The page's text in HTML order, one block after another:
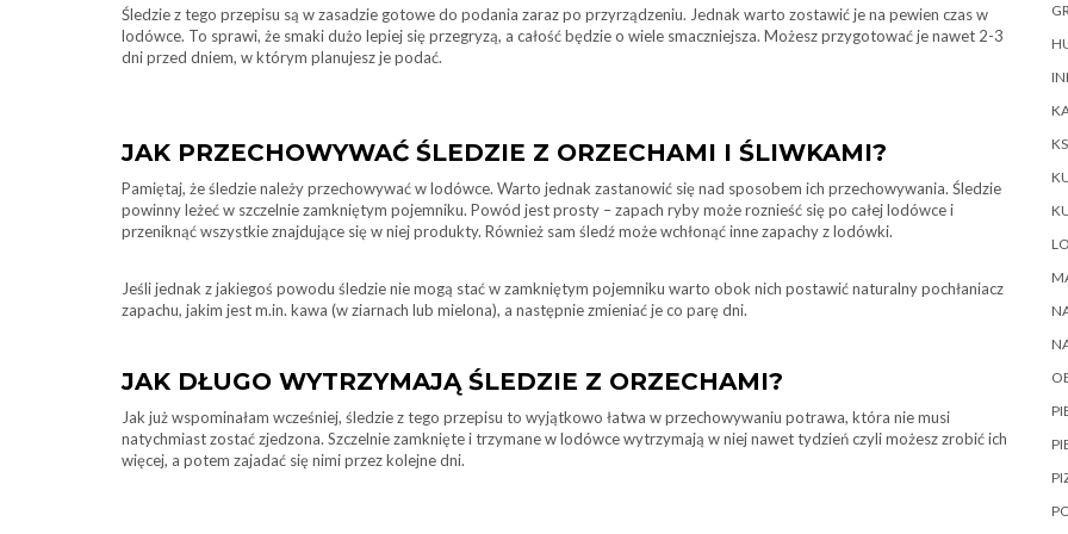
Śledzie z tego przepisu są w zasadzie gotowe do podania zaraz po przyrządzeniu. Jednak warto zostawić je na pewien czas w
lodówce. To sprawi, że smaki dużo lepiej się przegryzą, a całość będzie o wiele smaczniejsza. Możesz przygotować je nawet 2-3
dni przed dniem, w którym planujesz je podać.
JAK PRZECHOWYWAĆ ŚLEDZIE Z ORZECHAMI I ŚLIWKAMI?
Pamiętaj, że śledzie należy przechowywać w lodówce. Warto jednak zastanowić się nad sposobem ich przechowywania. Śledzie
powinny leżeć w szczelnie zamkniętym pojemniku. Powód jest prosty – zapach ryby może roznieść się po całej lodówce i
przeniknąć wszystkie znajdujące się w niej produkty. Również sam śledź może wchłonąć inne zapachy z lodówki.
Jeśli jednak z jakiegoś powodu śledzie nie mogą stać w zamkniętym pojemniku warto obok nich postawić naturalny pochłaniacz
zapachu, jakim jest m.in. kawa (w ziarnach lub mielona), a następnie zmieniać je co parę dni.
JAK DŁUGO WYTRZYMAJĄ ŚLEDZIE Z ORZECHAMI?
Jak już wspominałam wcześniej, śledzie z tego przepisu to wyjątkowo łatwa w przechowywaniu potrawa, która nie musi
natychmiast zostać zjedzona. Szczelnie zamknięte i trzymane w lodówce wytrzymają w niej nawet tydzień czyli możesz zrobić ich
więcej, a potem zajadać się nimi przez kolejne dni.